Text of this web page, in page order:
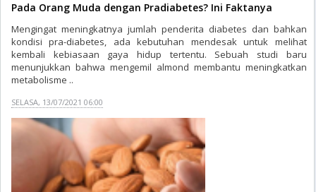
Pada Orang Muda dengan Pradiabetes? Ini Faktanya
Mengingat meningkatnya jumlah penderita diabetes dan bahkan
kondisi pra-diabetes, ada kebutuhan mendesak untuk melihat
kembali kebiasaan gaya hidup tertentu. Sebuah studi baru
menunjukkan bahwa mengemil almond membantu meningkatkan
metabolisme ..
SELASA, 13/07/2021 06:00